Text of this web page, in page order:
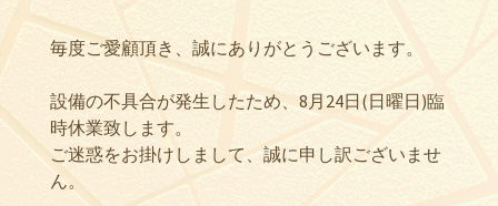
毎度ご愛顧頂き、誠にありがとうございます。
設備の不具合が発生したため、8月24日(日曜日)臨
時休業致します。
ご迷惑をお掛けしまして、誠に申し訳ございませ
ん。